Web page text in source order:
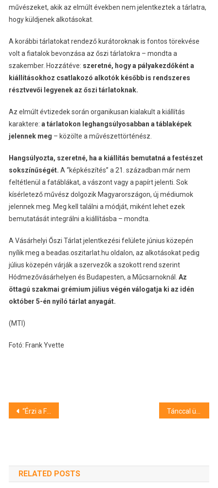
művészeket, akik az elmúlt években nem jelentkeztek a tárlatra,
hogy küldjenek alkotásokat.
A korábbi tárlatokat rendező kurátoroknak is fontos törekvése
volt a fiatalok bevonzása az őszi tárlatokra – mondta a
szakember. Hozzátéve: szeretné, hogy a pályakezdőként a
kiállításokhoz csatlakozó alkotók később is rendszeres
résztvevői legyenek az őszi tárlatoknak.
Az elmúlt évtizedek során organikusan kialakult a kiállítás
karaktere: a tárlatokon leghangsúlyosabban a táblaképek
jelennek meg – közölte a művészettörténész.
Hangsúlyozta, szeretné, ha a kiállítás bemutatná a festészet
sokszínűségét. A “képkészítés” a 21. században már nem
feltétlenül a fatáblákat, a vászont vagy a papírt jelenti. Sok
kísérletező művész dolgozik Magyarországon, új médiumok
jelennek meg. Meg kell találni a módját, miként lehet ezek
bemutatását integrálni a kiállításba – mondta.
A Vásárhelyi Őszi Tárlat jelentkezési felülete június közepén
nyílik meg a beadas.oszitarlat.hu oldalon, az alkotásokat pedig
július közepén várják a szervezők a szokott rend szerint
Hódmezővásárhelyen és Budapesten, a Műcsarnoknál. Az
öttagú szakmai grémium július végén válogatja ki az idén
október 5-én nyíló tárlat anyagát.
(MTI)
Fotó: Frank Yvette
Bejegyzés
“Érzi a Fidesz, hogy baj van.” Interjú Mándi Lászlóval, az Összefogás a Cívisvárosért debreceni polgármesterjelöltjével
RELATED POSTS